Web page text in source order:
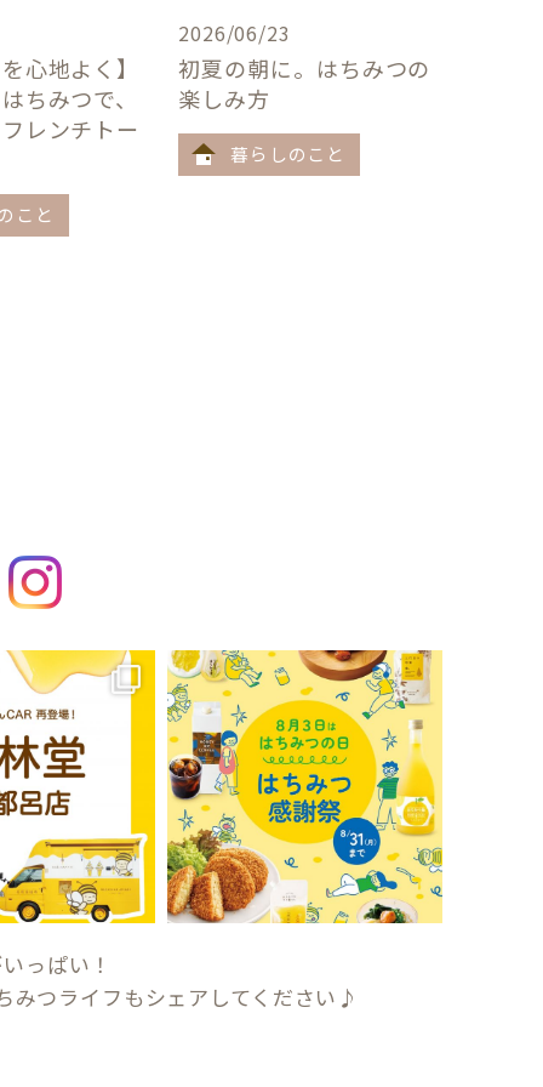
心地よく】
ちみつで、
レンチトー
こと
2026/06/23
初夏の朝に。はちみつの
楽しみ方
暮らしのこと
っぱい！
みつライフもシェアしてください♪